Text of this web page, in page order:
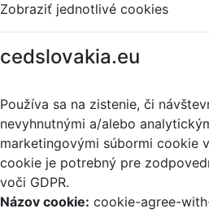
Zobraziť jednotlivé cookies
cedslovakia.eu
Používa sa na zistenie, či
nevyhnutnými a/alebo
marketingovými súbormi cookie
cookie je potrebný pre
voči GDPR.
Názov cookie: cookie-agree-